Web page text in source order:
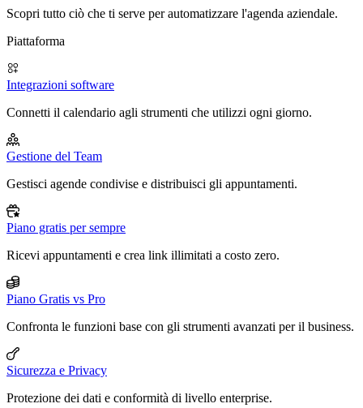
Scopri tutto ciò che ti serve per automatizzare l'agenda aziendale.
Piattaforma
Integrazioni software
Connetti il calendario agli strumenti che utilizzi ogni giorno.
Gestione del Team
Gestisci agende condivise e distribuisci gli appuntamenti.
Piano gratis per sempre
Ricevi appuntamenti e crea link illimitati a costo zero.
Piano Gratis vs Pro
Confronta le funzioni base con gli strumenti avanzati per il business.
Sicurezza e Privacy
Protezione dei dati e conformità di livello enterprise.